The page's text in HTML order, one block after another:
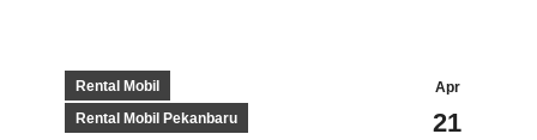
Apr
21
Rental Mobil
Rental Mobil Pekanbaru